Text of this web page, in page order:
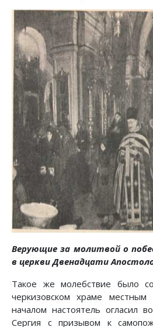
Верующие за молитвой о
в церкви Двенадцати
Такое же молебствие было
черкизовском храме местным
началом настоятель огласил
Сергия с призывом к